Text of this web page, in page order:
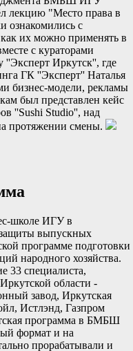
лекцию "Место права в
ознакомились с
их можно применять в
с кураторами
''Эксперт Иркутск'', где
ГК ''Эксперт'' Наталья
бизнес-модели, рекламы
был представлен кейс
''Sushi Studio'', над
протяжении смены.
школе ИГУ в
выпускных
программе подготовки
народного хозяйства.
33 специалиста,
области -
завод, Иркутская
Истлэнд, Газпром
программа в БМБШ
формат и на
прорабатывали и